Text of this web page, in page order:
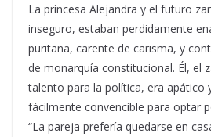
La princesa Alejandra y el futuro
inseguro, estaban perdidamente
puritana, carente de carisma, y
de monarquía constitucional. Él, el
talento para la política, era apático
fácilmente convencible para optar
“La pareja prefería quedarse en